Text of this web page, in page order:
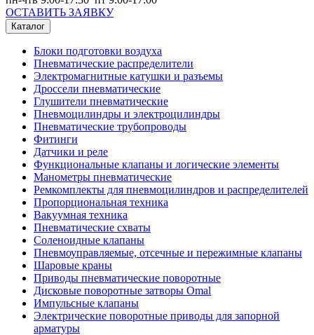
ОСТАВИТЬ ЗАЯВКУ
Каталог
Блоки подготовки воздуха
Пневматические распределители
Электромагнитные катушки и разъемы
Дроссели пневматические
Глушители пневматические
Пневмоцилиндры и электроцилиндры
Пневматические трубопроводы
Фитинги
Датчики и реле
Функциональные клапаны и логические элементы
Манометры пневматические
Ремкомплекты для пневмоцилиндров и распределителей
Пропорциональная техника
Вакуумная техника
Пневматические схваты
Соленоидные клапаны
Пневмоуправляемые, отсечные и пережимные клапаны
Шаровые краны
Приводы пневматические поворотные
Дисковые поворотные затворы Omal
Импульсные клапаны
Электрические поворотные приводы для запорной
арматуры